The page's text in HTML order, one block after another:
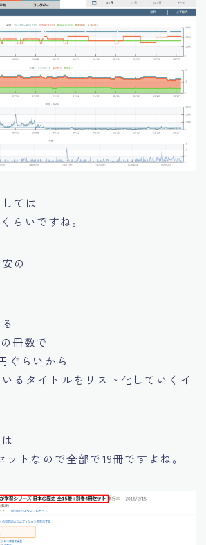
ては
らいですね。
の
冊数で
ぐらいから
るタイトルをリスト化していくイ
トなので全部で19冊ですよね。